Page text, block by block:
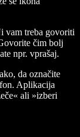
vam treba govoriti
čim bolj
npr. vprašaj.
da označite
Aplikacija
ali »izberi